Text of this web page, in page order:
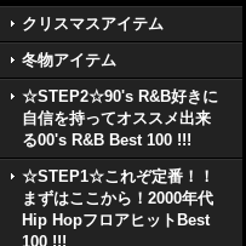
クリスマスアイテム
冬物アイテム
☆STEP2☆90's R&B好きに
自信を持ってオススメ出来
る00's R&B Best 100 !!!
☆STEP1☆これぞ定番！！
まずはここから！2000年代
Hip HopフロアヒットBest
100 !!!